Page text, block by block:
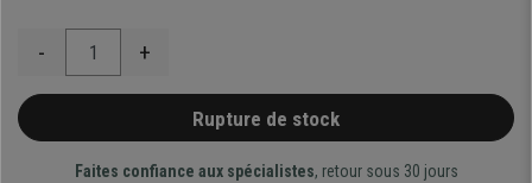
- +
Rupture de stock
Faites confiance aux spécialistes, retour sous 30 jours